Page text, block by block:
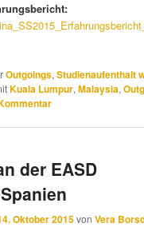
Outgoings,Studienaufenthalt
Kuala Lumpur,Malaysia,
der EASD
Oktober 2015vonVera